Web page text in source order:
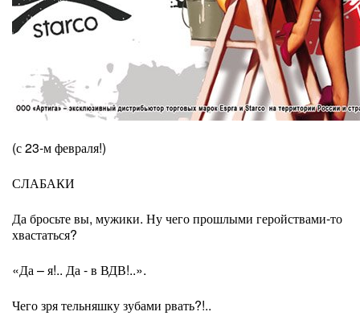
(с 23-м февраля!)
СЛАБАКИ
Да бросьте вы, мужики. Ну чего прошлыми геройствами-то
хвастаться?
«Да – я!.. Да - в ВДВ!..».
Чего зря тельняшку зубами рвать?!..